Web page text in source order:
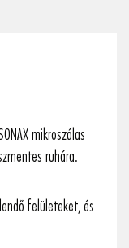
mikroszálas
ruhára.
felületeket, és